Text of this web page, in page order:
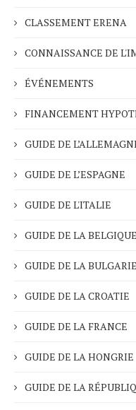
CLASSEMENT ERENA
CONNAISSANCE DE
ÉVÉNEMENTS
FINANCEMENT
GUIDE DE
GUIDE DE L’ESPAGNE
GUIDE DE L'ITALIE
GUIDE DE LA BELGIQUE
GUIDE DE LA BULGARIE
GUIDE DE LA CROATIE
GUIDE DE LA FRANCE
GUIDE DE LA HONGRIE
GUIDE DE LA